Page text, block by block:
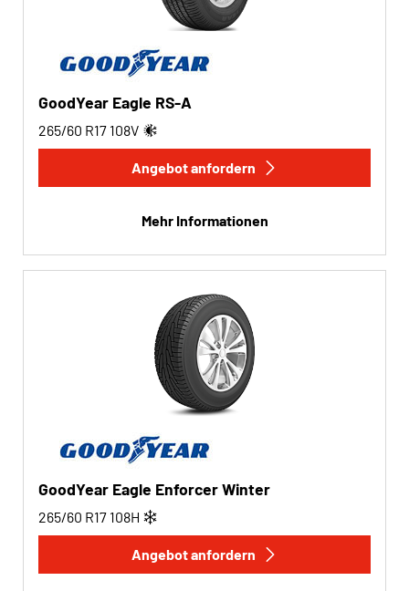
4x4/Offroad (3)
Wohnmobil (0)
Run-flat
Run-flat (0)
Keine Run-flat (6)
GoodYear Eagle RS-A
265/60 R17 108V
Angebot anfordern
Mehr Informationen
GoodYear Eagle Enforcer Winter
265/60 R17 108H
Angebot anfordern